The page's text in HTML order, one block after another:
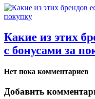
Какие из этих
с бонусами за
Нет пока комментариев
Добавить